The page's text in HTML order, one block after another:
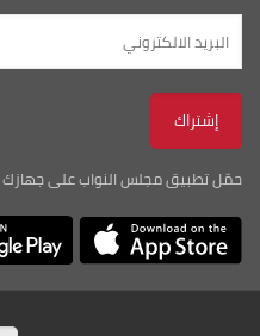
حمّل تطبيق مجلس النواب على جهازك